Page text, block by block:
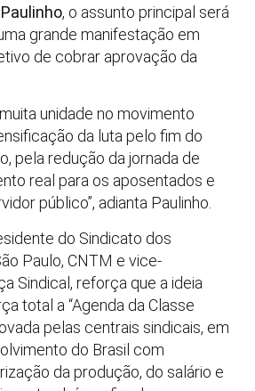
Paulinho, o assunto principal será
grande manifestação em
de cobrar aprovação da
unidade no movimento
da luta pelo fim do
pela redução da jornada de
real para os aposentados e
público”, adianta Paulinho.
do Sindicato dos
Paulo, CNTM e vice-
Sindical, reforça que a ideia
total a “Agenda da Classe
pelas centrais sindicais, em
do Brasil com
da produção, do salário e